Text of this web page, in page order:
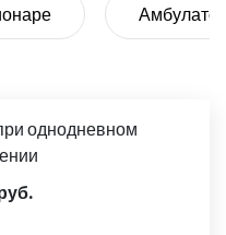
однодневном